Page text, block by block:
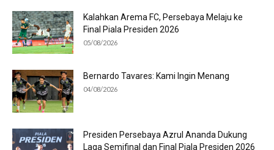
Kalahkan Arema FC, Persebaya Melaju ke
Final Piala Presiden 2026
05/08/2026
Bernardo Tavares: Kami Ingin Menang
04/08/2026
Presiden Persebaya Azrul Ananda Dukung
Laga Semifinal dan Final Piala Presiden 2026